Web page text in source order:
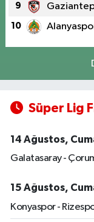
9
10
Süper Lig
14 Ağustos,
Galatasaray -
15 Ağustos,
Konyaspor -